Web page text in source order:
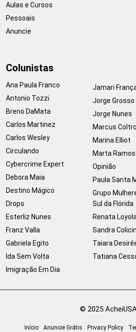
Aulas e Cursos
Pessoais
Anuncie
Colunistas
Ana Paula Franco
Antonio Tozzi
Breno DaMata
Carlos Martinez
Carlos Wesley
Circulando
Cybercrime Expert
Debora Maia
Destino Mágico
Drops
Esterliz Nunes
Franz Valla
Gabriela Egito
Ida Sem Volta
Imigração Em Dia
Jamari
Jorge Grosso
Jorge Nunes
Marcus Coltro
Marina Elliot
Marta Ramos
Opinião
Paula Santa
Grupo
Sul da Flórida
Renata Loyola
Sandra
Taiara
Tatiana
© 2025
Início Anuncie Grátis Privacy Policy